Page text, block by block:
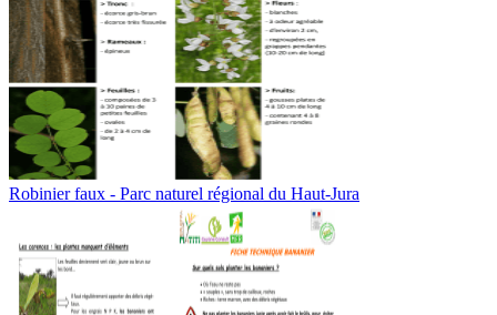
Robinier faux - Parc naturel régional du Haut-Jura